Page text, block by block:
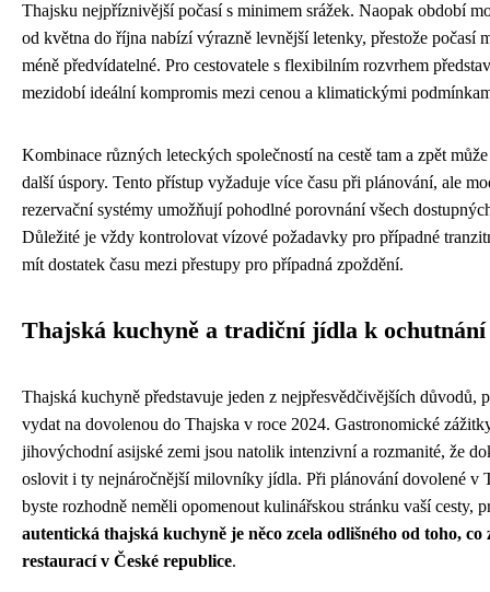
Thajsku nejpříznivější počasí s minimem srážek. Naopak období
od května do října nabízí výrazně levnější letenky, přestože počasí
méně předvídatelné. Pro cestovatele s flexibilním rozvrhem
mezidobí ideální kompromis mezi cenou a klimatickými
Kombinace různých leteckých společností na cestě tam a zpět
další úspory. Tento přístup vyžaduje více času při plánování, ale
rezervační systémy umožňují pohodlné porovnání všech
Důležité je vždy kontrolovat vízové požadavky pro případné
mít dostatek času mezi přestupy pro případná zpoždění.
Thajská kuchyně a tradiční jídla k ochutnání
Thajská kuchyně představuje jeden z nejpřesvědčivějších důvodů,
vydat na dovolenou do Thajska v roce 2024. Gastronomické
jihovýchodní asijské zemi jsou natolik intenzivní a rozmanité, že
oslovit i ty nejnáročnější milovníky jídla. Při plánování dovolené v
byste rozhodně neměli opomenout kulinářskou stránku vaší cesty,
autentická thajská kuchyně je něco zcela odlišného od toho, co
restaurací v České republice.